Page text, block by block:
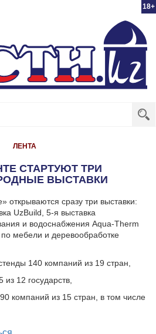
18+
ЛЕНТА
СТАРТУЮТ ТРИ
ВЫСТАВКИ
открываются сразу три выставки:
UzBuild, 5-я выставка
и водоснабжения Aqua-Therm
мебели и деревообработке
140 компаний из 19 стран,
12 государств,
компаний из 15 стран, в том числе